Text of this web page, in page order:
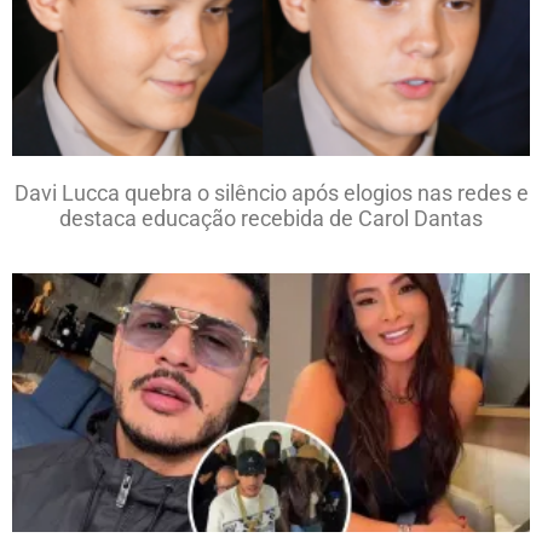
Davi Lucca quebra o silêncio após elogios nas redes e
destaca educação recebida de Carol Dantas